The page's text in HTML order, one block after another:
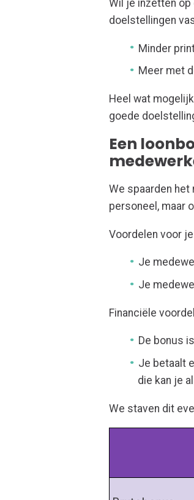
Wil je inzetten
doelstellingen
Minder
Meer met
Heel wat
goede
Een
We spaarden
personeel, maar
Voordelen voor
Je
Je
Financiële
De bonus
Je betaalt
die kan je
We staven dit